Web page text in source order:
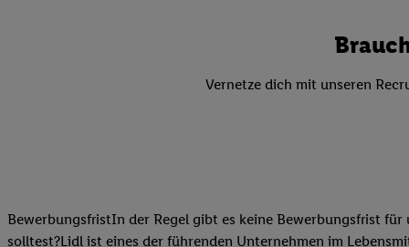
Vernetze dich mit unseren
BewerbungsfristIn der Regel gibt es keine Bewerbungsfrist
solltest?Lidl ist eines der führenden Unternehmen im
oder Zugriff auf
reduzierter Daten